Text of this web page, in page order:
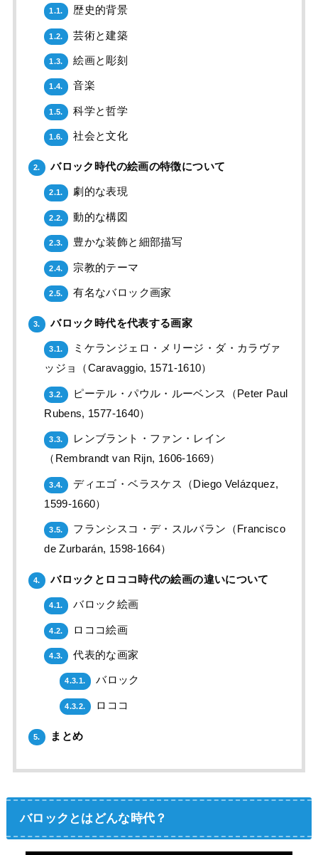
1.1. 歴史的背景
1.2. 芸術と建築
1.3. 絵画と彫刻
1.4. 音楽
1.5. 科学と哲学
1.6. 社会と文化
2. バロック時代の絵画の特徴について
2.1. 劇的な表現
2.2. 動的な構図
2.3. 豊かな装飾と細部描写
2.4. 宗教的テーマ
2.5. 有名なバロック画家
3. バロック時代を代表する画家
3.1.
ミケランジェロ・メリージ・ダ・カラヴァ
ッジョ（Caravaggio, 1571-1610）
3.2.
ピーテル・パウル・ルーベンス（Peter Paul
Rubens, 1577-1640）
3.3.
レンブラント・ファン・レイン
（Rembrandt van Rijn, 1606-1669）
3.4.
ディエゴ・ベラスケス（Diego Velázquez,
1599-1660）
3.5.
フランシスコ・デ・スルバラン（Francisco
de Zurbarán, 1598-1664）
4. バロックとロココ時代の絵画の違いについて
4.1. バロック絵画
4.2. ロココ絵画
4.3. 代表的な画家
4.3.1. バロック
4.3.2. ロココ
5. まとめ
バロックとはどんな時代？